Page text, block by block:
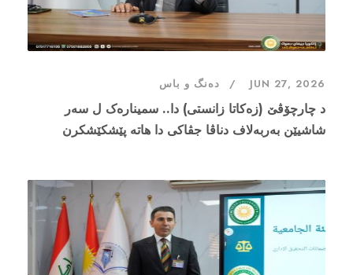
JUN 27, 2026 دەنگ و باس
د چارچۆڤێ (زەکاتا زانستی) دا.. سمینارەک ل سەر
شاشیێن بەربەلاف دناڤا جڤاکی دا هاتە پێشکێشکرن